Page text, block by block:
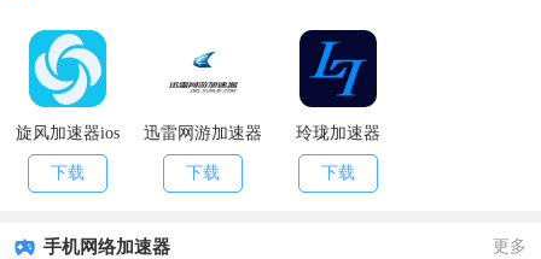
旋风加速器ios
下载
迅雷网游加速器
下载
玲珑加速器
下载
手机网络加速器 更多